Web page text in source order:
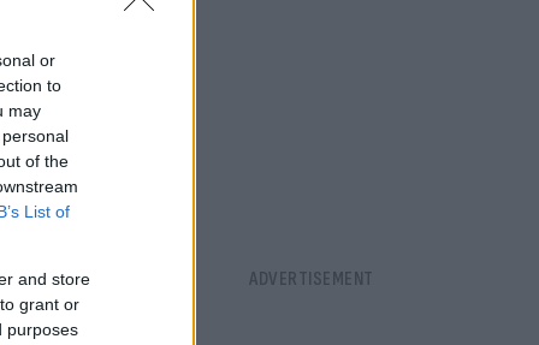
or
to
may
of the
List of
and store
grant or
purposes